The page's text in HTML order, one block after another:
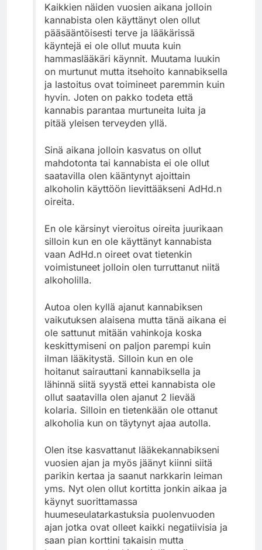
Kaikkien näiden vuosien aikana jolloin
kannabista olen käyttänyt olen ollut
pääsääntöisesti terve ja lääkärissä
käyntejä ei ole ollut muuta kuin
hammaslääkäri käynnit. Muutama luukin
on murtunut mutta itsehoito kannabiksella
ja lastoitus ovat toimineet paremmin kuin
hyvin. Joten on pakko todeta että
kannabis parantaa murtuneita luita ja
pitää yleisen terveyden yllä.
Sinä aikana jolloin kasvatus on ollut
mahdotonta tai kannabista ei ole ollut
saatavilla olen kääntynyt ajoittain
alkoholin käyttöön lievittääkseni AdHd.n
oireita.
En ole kärsinyt vieroitus oireita juurikaan
silloin kun en ole käyttänyt kannabista
vaan AdHd.n oireet ovat tietenkin
voimistuneet jolloin olen turruttanut niitä
alkoholilla.
Autoa olen kyllä ajanut kannabiksen
vaikutuksen alaisena mutta tänä aikana ei
ole sattunut mitään vahinkoja koska
keskittymiseni on paljon parempi kuin
ilman lääkitystä. Silloin kun en ole
hoitanut sairauttani kannabiksella ja
lähinnä siitä syystä ettei kannabista ole
ollut saatavilla olen ajanut 2 lievää
kolaria. Silloin en tietenkään ole ottanut
alkoholia kun on täytynyt ajaa autolla.
Olen itse kasvattanut lääkekannabikseni
vuosien ajan ja myös jäänyt kiinni siitä
parikin kertaa ja saanut narkkarin leiman
yms. Nyt olen ollut kortitta jonkin aikaa ja
käynyt suorittamassa
huumeseulatarkastuksia puolenvuoden
ajan jotka ovat olleet kaikki negatiivisia ja
saan pian korttini takaisin mutta